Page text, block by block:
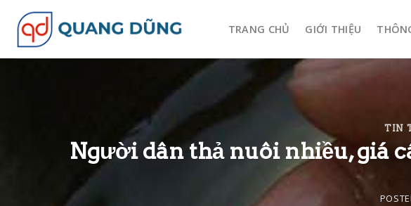
content
TRANG CHỦ GIỚI THIỆU
TIN
Người dân thả nuôi nhiều, giá